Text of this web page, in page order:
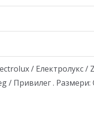
/ Електролукс /
/ Привилег . Размери: